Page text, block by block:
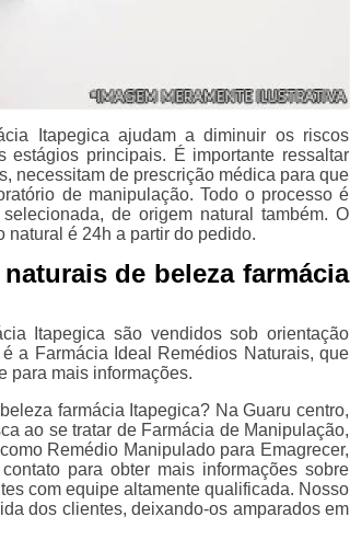
Itapegica ajudam a diminuir os riscos
principais. É importante ressaltar
necessitam de prescrição médica para que
de manipulação. Todo o processo é
de origem natural também. O
natural é 24h a partir do pedido.
de beleza farmácia
Itapegica são vendidos sob orientação
a Farmácia Ideal Remédios Naturais, que
para mais informações.
farmácia Itapegica? Na Guaru centro,
ao se tratar de Farmácia de Manipulação,
Remédio Manipulado para Emagrecer,
para obter mais informações sobre
com equipe altamente qualificada. Nosso
dos clientes, deixando-os amparados em